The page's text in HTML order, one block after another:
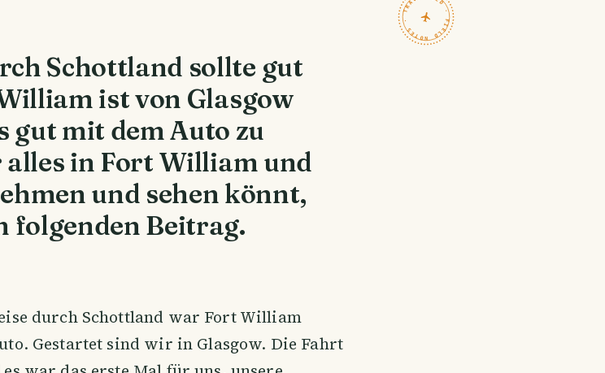
TRAVELFEED · FIELD NOTES ·
Schottland sollte gut
ist von Glasgow
gut mit dem Auto zu
in Fort William und
und sehen könnt,
folgenden Beitrag.
durch Schottland war Fort William
Gestartet sind wir in Glasgow. Die Fahrt